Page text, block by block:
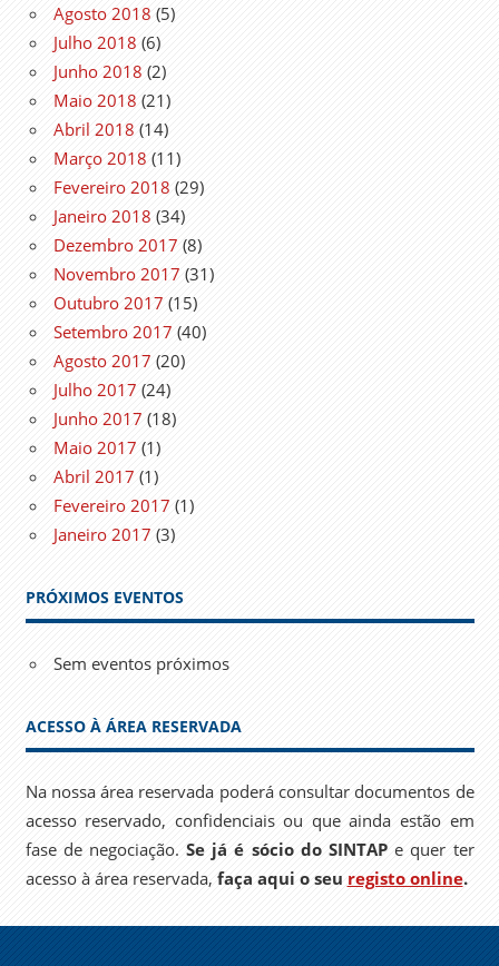
Agosto 2018 (5)
Julho 2018 (6)
Junho 2018 (2)
Maio 2018 (21)
Abril 2018 (14)
Março 2018 (11)
Fevereiro 2018 (29)
Janeiro 2018 (34)
Dezembro 2017 (8)
Novembro 2017 (31)
Outubro 2017 (15)
Setembro 2017 (40)
Agosto 2017 (20)
Julho 2017 (24)
Junho 2017 (18)
Maio 2017 (1)
Abril 2017 (1)
Fevereiro 2017 (1)
Janeiro 2017 (3)
PRÓXIMOS EVENTOS
Sem eventos próximos
ACESSO À ÁREA RESERVADA
Na nossa área reservada poderá consultar documentos de
acesso reservado, confidenciais ou que ainda estão em
fase de negociação.Se já é sócio do SINTAPe quer ter
acesso à área reservada, faça aqui o seu registo online.